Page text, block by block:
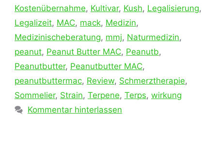
Kostenübernahme, Kultivar, Kush, Legalisierung,
Legalizeit, MAC, mack, Medizin,
Medizinischeberatung, mmj, Naturmedizin,
peanut, Peanut Butter MAC, Peanutb,
Peanutbutter, Peanutbutter MAC,
peanutbuttermac, Review, Schmerztherapie,
Sommelier, Strain, Terpene, Terps, wirkung
Kommentar hinterlassen